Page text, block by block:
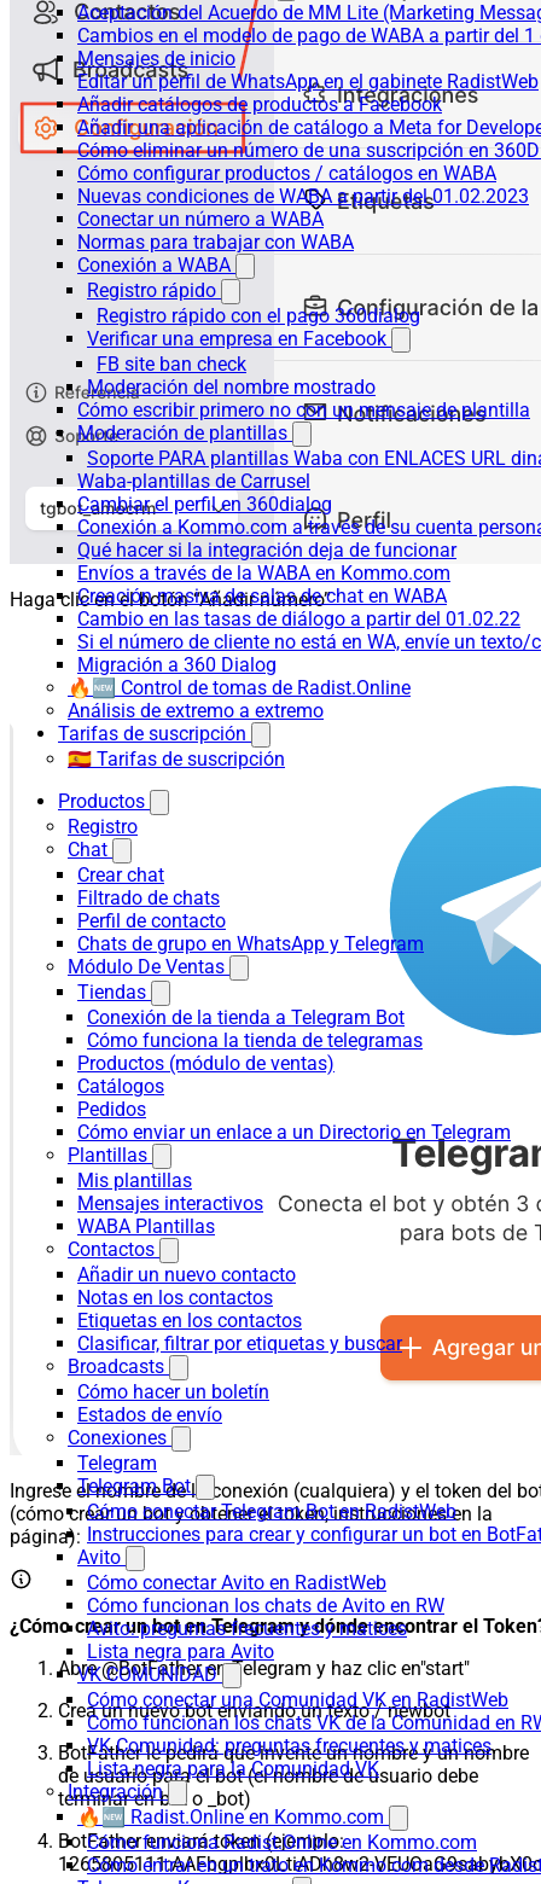
Aceptación del Acuerdo de MM Lite (Marketing
Cambios en el modelo de pago de WABA a partir del
Mensajes de inicio
Editar un perfil de WhatsApp en el gabinete RadistWeb
Añadir catálogos de productos a Facebook
Añadir una aplicación de catálogo a Meta for
Cómo eliminar un número de una suscripción en
Cómo configurar productos / catálogos en WABA
Nuevas condiciones de WABA a partir del 01.02.2023
Conectar un número a WABA
Normas para trabajar con WABA
Conexión a WABA
Registro rápido
Registro rápido con el pago 360dialog
Verificar una empresa en Facebook
FB site ban check
Moderación del nombre mostrado
Cómo escribir primero no con un mensaje de plantilla
Moderación de plantillas
Soporte PARA plantillas Waba con ENLACES URL
Waba-plantillas de Carrusel
Cambiar el perfil en 360dialog
Conexión a Kommo.com a través de su cuenta
Qué hacer si la integración deja de funcionar
Envíos a través de la WABA en Kommo.com
Creación masiva de salas de chat en WABA
Cambio en las tasas de diálogo a partir del 01.02.22
Si el número de cliente no está en WA, envíe un
Migración a 360 Dialog
🔥🆕 Control de tomas de Radist.Online
Análisis de extremo a extremo
Tarifas de suscripción
🇪🇸 Tarifas de suscripción
Productos
Registro
Chat
Crear chat
Filtrado de chats
Perfil de contacto
Chats de grupo en WhatsApp y Telegram
Módulo De Ventas
Tiendas
Conexión de la tienda a Telegram Bot
Cómo funciona la tienda de telegramas
Productos (módulo de ventas)
Catálogos
Pedidos
Cómo enviar un enlace a un Directorio en Telegram
Plantillas
Mis plantillas
Mensajes interactivos
WABA Plantillas
Contactos
Añadir un nuevo contacto
Notas en los contactos
Etiquetas en los contactos
Clasificar, filtrar por etiquetas y buscar
Broadcasts
Cómo hacer un boletín
Estados de envío
Conexiones
Telegram
Telegram Bot
Cómo conectar Telegram Bot en RadistWeb
Instrucciones para crear y configurar un bot en
Avito
Cómo conectar Avito en RadistWeb
Cómo funcionan los chats de Avito en RW
Avito: preguntas frecuentes y matices
Lista negra para Avito
VK COMUNIDAD
Cómo conectar una Comunidad VK en RadistWeb
Cómo funcionan los chats VK de la Comunidad en
VK Comunidad: preguntas frecuentes y matices
Lista negra para la Comunidad VK
Integración
🔥🆕 Radist.Online en Kommo.com
Cómo funciona Radist.Online en Kommo.com
Cómo entrar en un trato en Kommo.com desde
Haga clic en el botón “Añadir número”
Ingrese el nombre de la conexión (cualquiera) y el token del
(cómo crear un bot y obtener el token, instrucciones en la
página):
¿Cómo crear un bot en Telegram y dónde encontrar el
Abre @BotFather en Telegram y haz clic en"start"
Crea un nuevo bot enviando un texto / newbot
BotFather le pedirá que invente un nombre y un nombre
de usuario para el bot (el nombre de usuario debe
terminar en bot o _bot)
BotFather enviará token (ejemplo:
1265805111:AAFbgplbx0LtiADh8w2-